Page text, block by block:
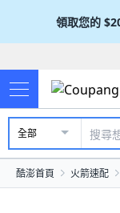
領取您的
全部
酷澎首頁 火箭速配